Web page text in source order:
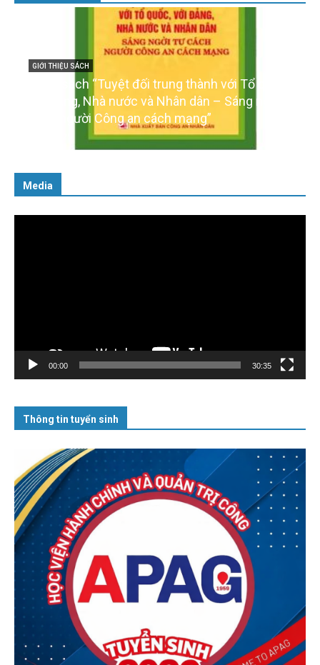
GIỚI THIỆU SÁCH
Cuốn sách “Tuyệt đối trung thành với Tổ quốc,
với Đảng, Nhà nước và Nhân dân – Sáng ngời tư
cách người Công an cách mạng”
Media
00:00 30:35
Thông tin tuyển sinh